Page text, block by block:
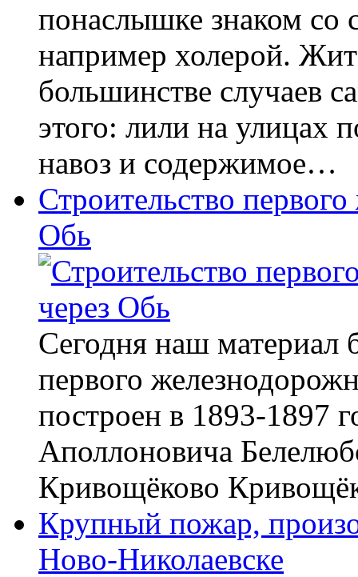
понаслышке знаком со
например холерой.
большинстве случаев
этого: лили на улицах
навоз и содержимое…
Строительство
Обь
Сегодня наш материал
первого
построен в 1893-1897
Аполлоновича
Кривощёково
Крупный пожар,
Ново-Николаевске